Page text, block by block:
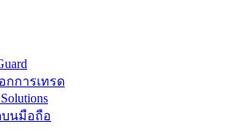
กการเทรด
บนมือถือ